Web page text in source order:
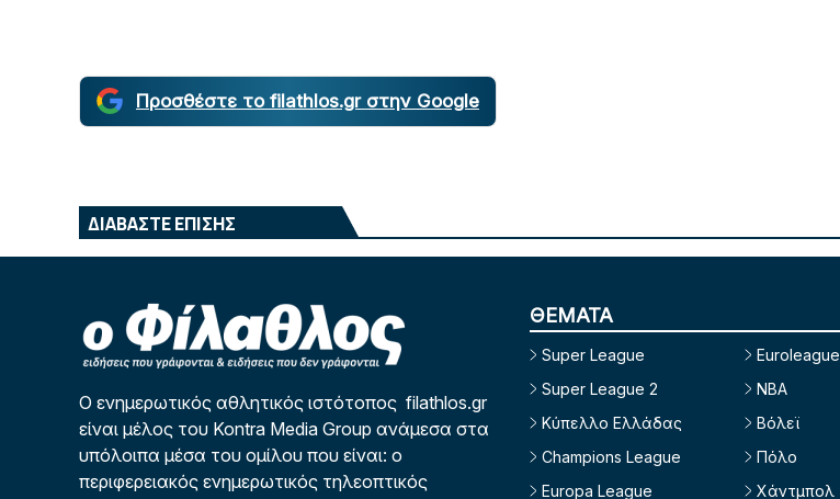
Προσθέστε το filathlos.gr στην Google
ΔΙΑΒΑΣΤΕ ΕΠΙΣΗΣ
Ο ενημερωτικός αθλητικός ιστότοπος filathlos.gr
είναι μέλος του Kontra Media Group ανάμεσα στα
υπόλοιπα μέσα του ομίλου που είναι: ο
περιφερειακός ενημερωτικός τηλεοπτικός
ΘΕΜΑΤΑ
Super League
Super League 2
Κύπελλο Ελλάδας
Champions League
Europa League
Euroleague
NBA
Βόλεϊ
Πόλο
Χάντμπολ